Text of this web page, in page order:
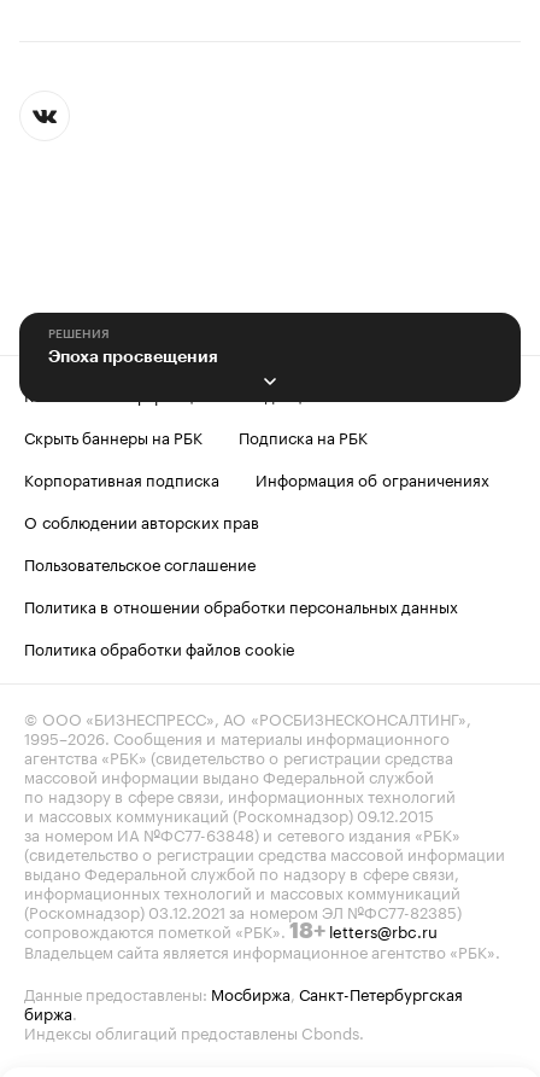
РЕШЕНИЯ
Эпоха просвещения
Контактная информация
Скрыть баннеры на РБК
Подписка на РБК
Корпоративная подписка
Информация об ограничениях
О соблюдении авторских прав
Пользовательское соглашение
Политика в отношении обработки персональных данных
Политика обработки файлов cookie
© ООО «БИЗНЕСПРЕСС», АО «РОСБИЗНЕСКОНСАЛТИНГ»,
1995–2026. Сообщения и материалы информационного
агентства «РБК» (свидетельство о регистрации средства
массовой информации выдано Федеральной службой
по надзору в сфере связи, информационных технологий
и массовых коммуникаций (Роскомнадзор) 09.12.2015
за номером ИА №ФС77-63848) и сетевого издания «РБК»
(свидетельство о регистрации средства массовой информации
выдано Федеральной службой по надзору в сфере связи,
информационных технологий и массовых коммуникаций
(Роскомнадзор) 03.12.2021 за номером ЭЛ №ФС77-82385)
сопровождаются пометкой «РБК». 18+ letters@rbc.ru
Владельцем сайта является информационное агентство «РБК».
Данные предоставлены: Мосбиржа, Санкт-Петербургская
биржа.
Индексы облигаций предоставлены Cbonds.